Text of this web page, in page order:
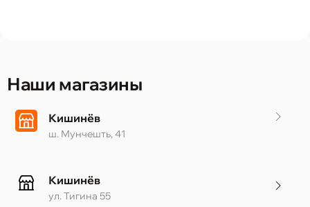
Наши магазины
Кишинёв
ш. Мунчешть, 41
Кишинёв
ул. Тигина 55